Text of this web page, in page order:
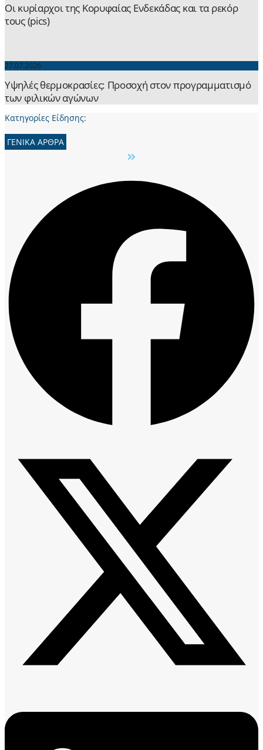
Οι κυρίαρχοι της Κορυφαίας Ενδεκάδας και τα ρεκόρ
τους (pics)
27.07.2026
Yψηλές θερμοκρασίες: Προσοχή στον προγραμματισμό
των φιλικών αγώνων
Κατηγορίες Είδησης:
ΓΕΝΙΚΑ ΑΡΘΡΑ